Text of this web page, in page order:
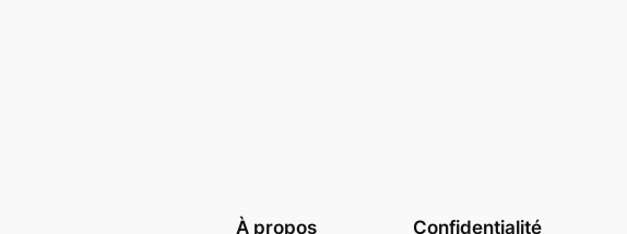
À propos Confidentialité